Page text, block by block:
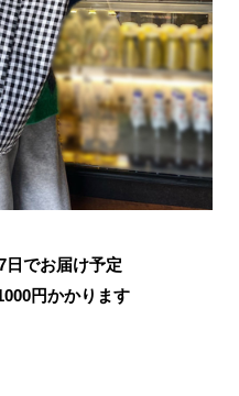
日でお届け予定
円かかります